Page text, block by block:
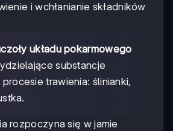
i wchłanianie składników
układu pokarmowego
substancje
trawienia: ślinianki,
rozpoczyna się w jamie